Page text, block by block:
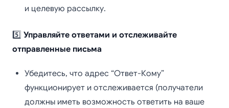
и целевую рассылку.
5️⃣ Управляйте ответами и отслеживайте
отправленные письма
Убедитесь, что адрес “Ответ-Кому”
функционирует и отслеживается (получатели
должны иметь возможность ответить на ваше